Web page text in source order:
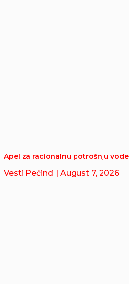
Apel za racionalnu potrošnju vode
Vesti Pećinci | August 7, 2026